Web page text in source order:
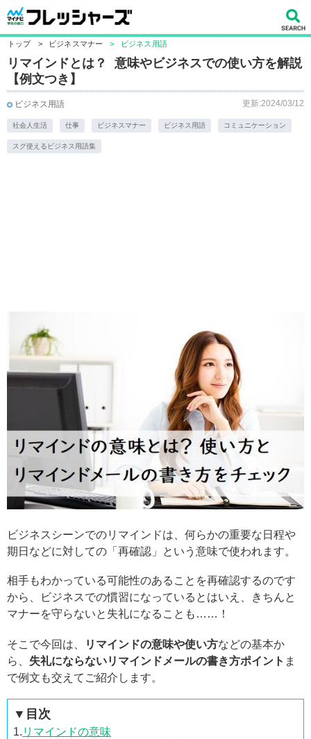
トップ > ビジネスマナー > ビジネス用語
リマインドとは？ 意味やビジネスでの使い方を解説
【例文つき】
ビジネス用語 更新:2024/03/12
社会人生活 仕事 ビジネスマナー ビジネス用語 コミュニケーション
スグ使えるビジネス用語集
ビジネスシーンでのリマインドは、何らかの重要な日程や
期日などに対しての「再確認」という意味で使われます。
相手もわかっている可能性のあることを再確認するのです
から、ビジネスでの慣習になっているとはいえ、きちんと
マナーを守らないと失礼になることも……！
そこで今回は、 リマインドの意味や使い方などの基本か
ら、 失礼にならないリマインドメールの書き方ポイント ま
で例文も交えてご紹介します。
▼目次
1. リマインドの意味